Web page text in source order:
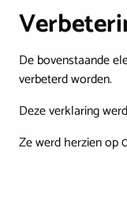
De bovenstaande
verbeterd worden.
Deze verklaring
Ze werd herzien op